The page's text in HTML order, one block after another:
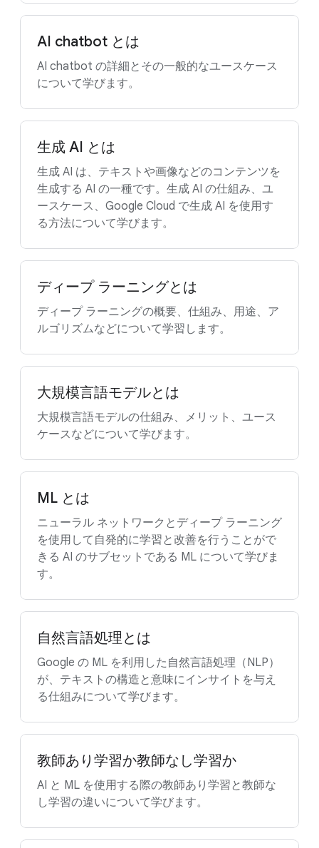
AI chatbot とは
AI chatbot の詳細とその一般的なユースケース
について学びます。
生成 AI とは
生成 AI は、テキストや画像などのコンテンツを
生成する AI の一種です。生成 AI の仕組み、ユ
ースケース、Google Cloud で生成 AI を使用す
る方法について学びます。
ディープ ラーニングとは
ディープ ラーニングの概要、仕組み、用途、ア
ルゴリズムなどについて学習します。
大規模言語モデルとは
大規模言語モデルの仕組み、メリット、ユース
ケースなどについて学びます。
ML とは
ニューラル ネットワークとディープ ラーニング
を使用して自発的に学習と改善を行うことがで
きる AI のサブセットである ML について学びま
す。
自然言語処理とは
Google の ML を利用した自然言語処理（NLP）
が、テキストの構造と意味にインサイトを与え
る仕組みについて学びます。
教師あり学習か教師なし学習か
AI と ML を使用する際の教師あり学習と教師な
し学習の違いについて学びます。